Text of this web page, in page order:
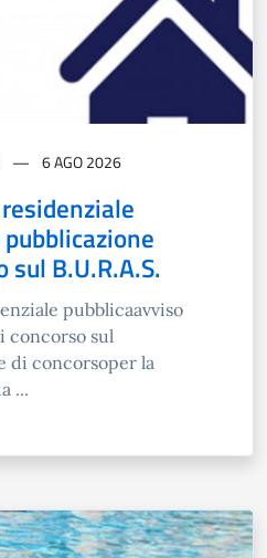
6 AGO 2026
sul B.U.R.A.S.
pubblicaavviso
concorso sul
di concorsoper la
...